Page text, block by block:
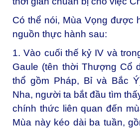
Có thể nói, Mùa Vọng được
nguồn thực hành sau:
1. Vào cuối thế kỷ IV và
Gaule (tên thời Thượng Cổ
thổ gồm Pháp, Bỉ và Bắc
Nha, người ta bắt đầu tìm
chính thức liên quan đến
Mùa này kéo dài ba tuần,